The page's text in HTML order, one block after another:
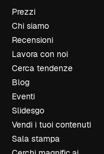
Prezzi
Chi siamo
Recensioni
Lavora con noi
Cerca tendenze
Blog
Eventi
Slidesgo
Vendi i tuoi contenuti
Sala stampa